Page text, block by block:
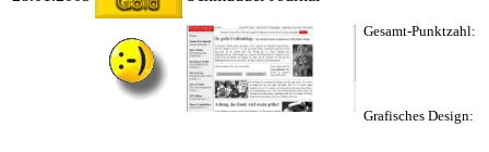
Gesamt-Punktzahl:
Grafisches Design: